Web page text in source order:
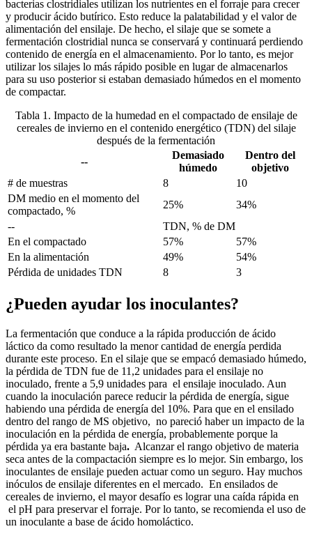
bacterias clostridiales utilizan los nutrientes en el forraje para crecer
y producir ácido butírico. Esto reduce la palatabilidad y el valor de
alimentación del ensilaje. De hecho, el silaje que se somete a
fermentación clostridial nunca se conservará y continuará perdiendo
contenido de energía en el almacenamiento. Por lo tanto, es mejor
utilizar los silajes lo más rápido posible en lugar de almacenarlos
para su uso posterior si estaban demasiado húmedos en el momento
de compactar.
Tabla 1. Impacto de la humedad en el compactado de ensilaje de
cereales de invierno en el contenido energético (TDN) del silaje
después de la fermentación
--
Demasiado
húmedo
Dentro del
objetivo
# de muestras
8
10
DM medio en el momento del
compactado, %
25%
34%
--
TDN, % de DM
En el compactado
57%
57%
En la alimentación
49%
54%
Pérdida de unidades TDN
8 3
¿Pueden ayudar los inoculantes?
La fermentación que conduce a la rápida producción de ácido
láctico da como resultado la menor cantidad de energía perdida
durante este proceso. En el silaje que se empacó demasiado húmedo,
la pérdida de TDN fue de 11,2 unidades para el ensilaje no
inoculado, frente a 5,9 unidades para el ensilaje inoculado. Aun
cuando la inoculación parece reducir la pérdida de energía, sigue
habiendo una pérdida de energía del 10%. Para que en el ensilado
dentro del rango de MS objetivo, no pareció haber un impacto de la
inoculación en la pérdida de energía, probablemente porque la
pérdida ya era bastante baja. Alcanzar el rango objetivo de materia
seca antes de la compactación siempre es lo mejor. Sin embargo, los
inoculantes de ensilaje pueden actuar como un seguro. Hay muchos
inóculos de ensilaje diferentes en el mercado. En ensilados de
cereales de invierno, el mayor desafío es lograr una caída rápida en
el pH para preservar el forraje. Por lo tanto, se recomienda el uso de
un inoculante a base de ácido homoláctico.